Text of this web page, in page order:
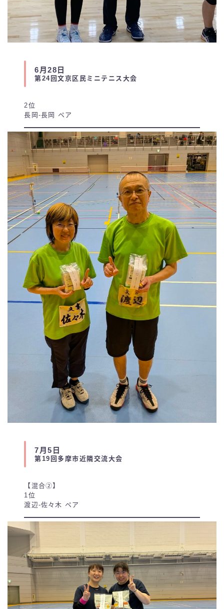
6月28日
第24回文京区民ミニテニス大会
2位
長岡-長岡 ペア
7月5日
第19回多摩市近隣交流大会
【混合②】
1位
渡辺-佐々木 ペア